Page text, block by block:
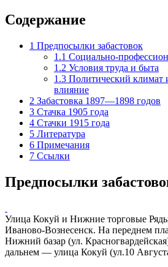
Содержание
1 Предпосылки забастовок
1.1 Социально-
1.2 Условия труда и быта
1.3 Политический климат
влияние
2 Забастовка 1897—1898 годов
3 Стачка 1905 года
4 Стачки 1915 года
5 Литература
6 Примечания
7 Ссылки
Предпосылки
Улица Кокуй и Нижние торговые
Иваново-Вознесенск. На переднем
Нижний базар (ул.
дальнем — улица Кокуй (ул.10